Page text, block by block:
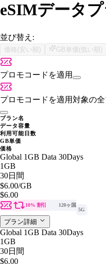
eSIMデータ
並び替え:
価格(安い順) GB単価(低い順)
プロモコードを適用
プロモコードを適用対象の
プラン名
データ容量
利用可能日数
GB単価
価格
Global 1GB Data 30Days
1GB
30日間
$6.00/GB
$6.00
10% 割引
120ヶ国
5G
プラン詳細
Global 1GB Data 30Days
1GB
30日間
$6.00